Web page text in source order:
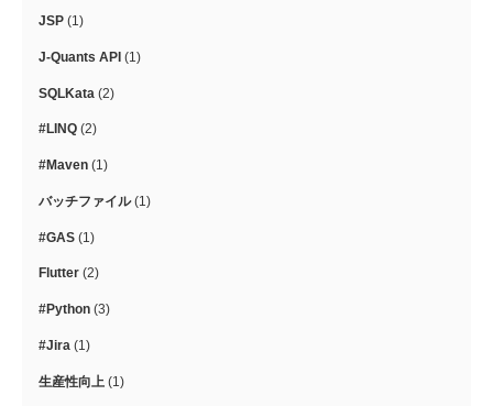
JSP (1)
J-Quants API (1)
SQLKata (2)
#LINQ (2)
#Maven (1)
バッチファイル(1)
#GAS (1)
Flutter (2)
#Python (3)
#Jira (1)
生産性向上 (1)